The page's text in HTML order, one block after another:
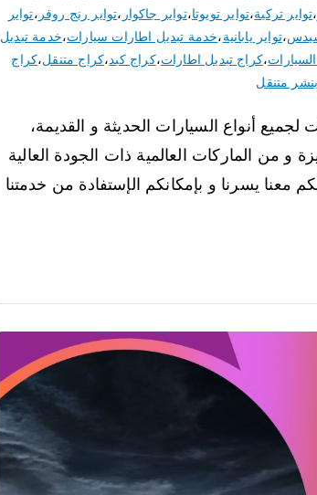
،تواير تركية،تواير تويوتا،تواير جاكوار ،تواير رنج روفر ،تواير
،تواير يابانية،خدمة تبديل اطارات سيارات،خدمة تبديل
،كراج تبديل اطارات،كراج كبد،كراج متنقل،كراج
متنقل
أنواع السيارات الحديثة و القديمة،
و من الماركات العالمية ذات الجودة العالية
يسرنا و بإمكانكم الإستفادة من خدمتنا